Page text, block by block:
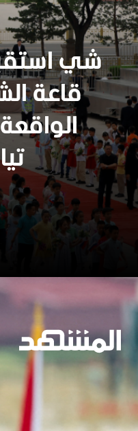
شي
قاعة